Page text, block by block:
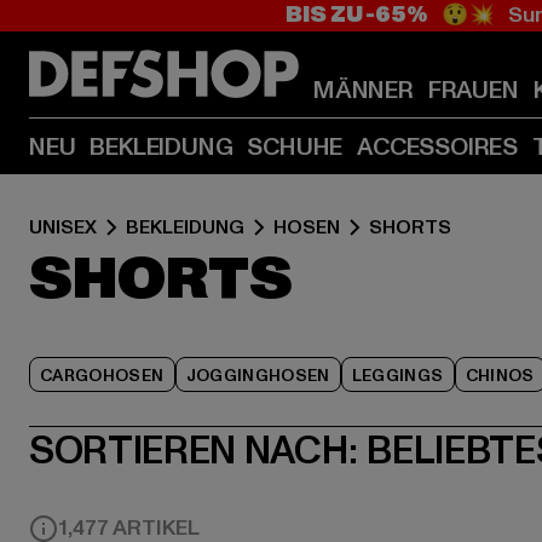
BIS ZU -65% 😲💥
MÄNNER FRAUEN
NEU BEKLEIDUNG SCHUHE ACCESSOIRES
UNISEX BEKLEIDUNG HOSEN SHORTS
SHORTS
CARGOHOSEN JOGGINGHOSEN LEGGINGS CHINOS
SORTIEREN NACH:
1,477 ARTIKEL